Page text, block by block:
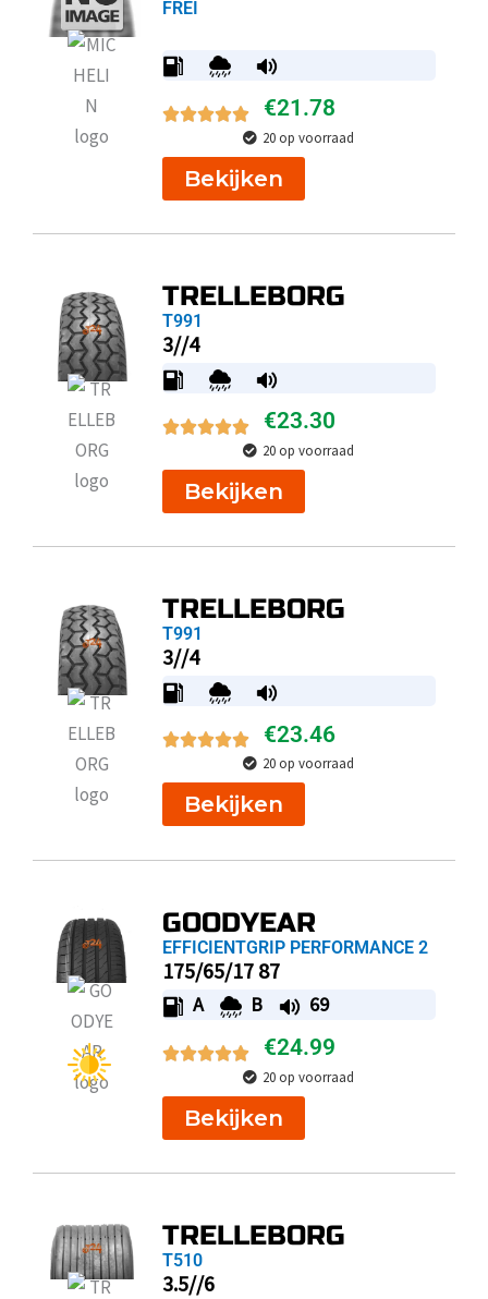
FREI
€21.78
20 op voorraad
Bekijken
TRELLEBORG
T991
3//4
€23.30
20 op voorraad
Bekijken
TRELLEBORG
T991
3//4
€23.46
20 op voorraad
Bekijken
GOODYEAR
EFFICIENTGRIP PERFORMANCE 2
175/65/17 87
A B 69
€24.99
20 op voorraad
Bekijken
TRELLEBORG
T510
3.5//6